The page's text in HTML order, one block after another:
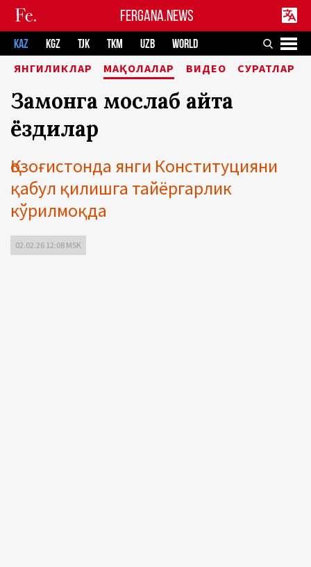
FERGANA.NEWS
KAZ KGZ TJK TKM UZB WORLD
ЯНГИЛИКЛАР МАҚОЛАЛАР ВИДЕО СУРАТЛАР
Замонга мослаб қайта
ёздилар
Қозоғистонда янги Конституцияни
қабул қилишга тайёргарлик
кўрилмоқда
02.02.26 12:08 MSK